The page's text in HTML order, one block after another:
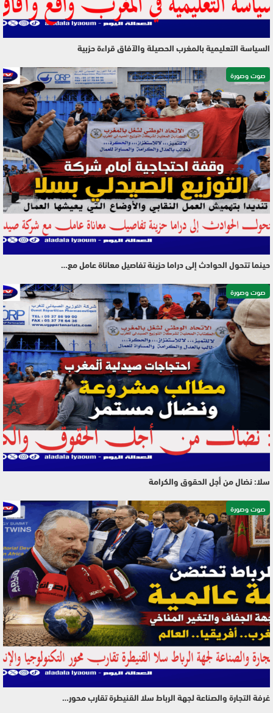
السياسة التعليمية بالمغرب الحصيلة والآفاق قراءة حزبية
صوت وصورة
حينما تتحول الحوادث إلى دراما حزينة تفاصيل معاناة عامل مع…
صوت وصورة
سلا: نضال من أجل الحقوق والكرامة
صوت وصورة
غرفة التجارة والصناعة لجهة الرباط سلا القنيطرة تقارب محور…